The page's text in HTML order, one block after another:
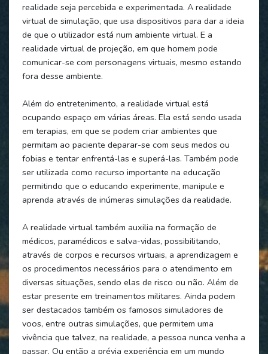
realidade seja percebida e experimentada. A realidade
virtual de simulação, que usa dispositivos para dar a ideia
de que o utilizador está num ambiente virtual. E a
realidade virtual de projeção, em que homem pode
comunicar-se com personagens virtuais, mesmo estando
fora desse ambiente.
Além do entretenimento, a realidade virtual está
ocupando espaço em várias áreas. Ela está sendo usada
em terapias, em que se podem criar ambientes que
permitam ao paciente deparar-se com seus medos ou
fobias e tentar enfrentá-las e superá-las. Também pode
ser utilizada como recurso importante na educação
permitindo que o educando experimente, manipule e
aprenda através de inúmeras simulações da realidade.
A realidade virtual também auxilia na formação de
médicos, paramédicos e salva-vidas, possibilitando,
através de corpos e recursos virtuais, a aprendizagem e
os procedimentos necessários para o atendimento em
diversas situações, sendo elas de risco ou não. Além de
estar presente em treinamentos militares. Ainda podem
ser destacados também os famosos simuladores de
voos, entre outras simulações, que permitem uma
vivência que talvez, na realidade, a pessoa nunca venha a
passar. Ou então a prévia experiência em um mundo